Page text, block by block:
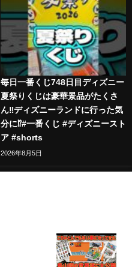
毎日一番くじ748日目ディズニー
夏祭りくじは豪華景品がたくさ
ん‼️ディズニーランドに行った気
分に⁉️#一番くじ #ディズニースト
ア #shorts
2026年8月5日